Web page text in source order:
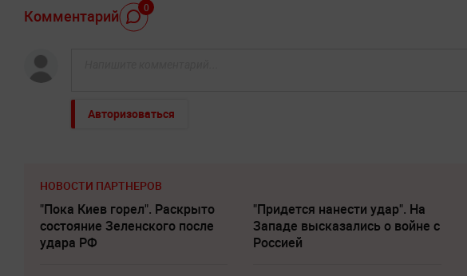
Комментарий 0
Авторизоваться
НОВОСТИ ПАРТНЕРОВ
"Пока Киев горел". Раскрыто
состояние Зеленского после
удара РФ
"Придется нанести удар". На
Западе высказались о войне с
Россией